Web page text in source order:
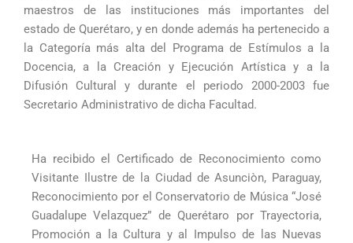
maestros de las instituciones más importantes del
estado de Querétaro, y en donde además ha pertenecido a
la Categoría más alta del Programa de Estímulos a la
Docencia, a la Creación y Ejecución Artística y a la
Difusión Cultural y durante el periodo 2000-2003 fue
Secretario Administrativo de dicha Facultad.
Ha recibido el Certificado de Reconocimiento como
Visitante Ilustre de la Ciudad de Asunciòn, Paraguay,
Reconocimiento por el Conservatorio de Música “José
Guadalupe Velazquez” de Querétaro por Trayectoria,
Promoción a la Cultura y al Impulso de las Nuevas